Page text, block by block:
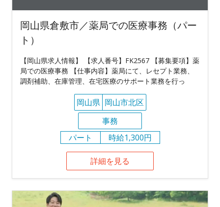
岡山県倉敷市／薬局での医療事務（パー
ト）
【岡山県求人情報】 【求人番号】FK2567 【募集要項】薬
局での医療事務 【仕事内容】薬局にて、レセプト業務、
調剤補助、在庫管理、在宅医療のサポート業務を行っ
岡山県 岡山市北区
事務
パート
時給1,300円
詳細を見る